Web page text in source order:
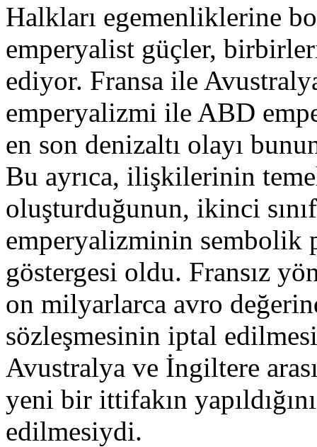
Halkları egemenliklerine
emperyalist güçler,
ediyor. Fransa ile
emperyalizmi ile ABD
en son denizaltı olayı
Bu ayrıca, ilişkilerinin
oluşturduğunun, ikinci
emperyalizminin sembolik
göstergesi oldu. Fransız
on milyarlarca avro
sözleşmesinin iptal
Avustralya ve İngiltere
yeni bir ittifakın
edilmesiydi.